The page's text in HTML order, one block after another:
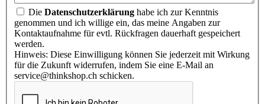
Die Datenschutzerklärung habe ich zur Kenntnis
genommen und ich willige ein, das meine Angaben zur
Kontaktaufnahme für evtl. Rückfragen dauerhaft gespeichert
werden.
Hinweis: Diese Einwilligung können Sie jederzeit mit Wirkung
für die Zukunft widerrufen, indem Sie eine E-Mail an
service@thinkshop.ch schicken.